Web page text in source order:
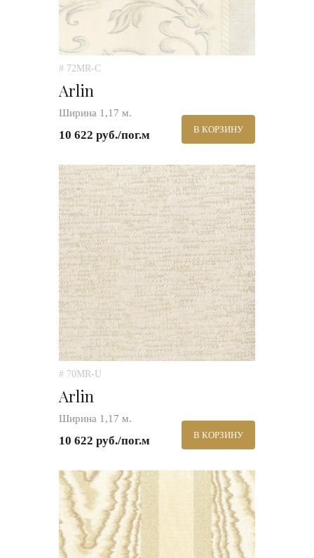
# 72MR-C
Arlin
Ширина 1,17 м.
10 622 руб./пог.м В КОРЗИНУ
# 70MR-U
Arlin
Ширина 1,17 м.
10 622 руб./пог.м В КОРЗИНУ